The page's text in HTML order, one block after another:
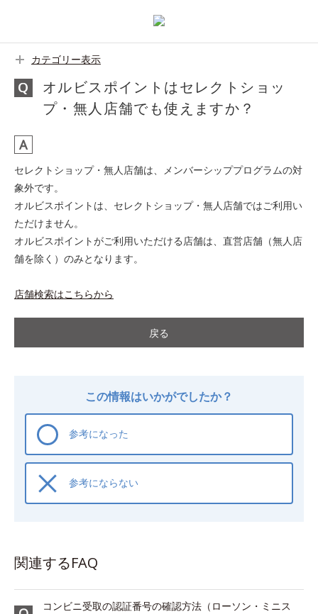
カテゴリー表示
オルビスポイントはセレクトショッ
プ・無人店舗でも使えますか？
セレクトショップ・無人店舗は、メンバーシッププログラムの対
象外です。
オルビスポイントは、セレクトショップ・無人店舗ではご利用い
ただけません。
オルビスポイントがご利用いただける店舗は、直営店舗（無人店
舗を除く）のみとなります。
店舗検索はこちらから
戻る
この情報はいかがでしたか？
参考になった
参考にならない
関連するFAQ
コンビニ受取の認証番号の確認方法（ローソン・ミニス